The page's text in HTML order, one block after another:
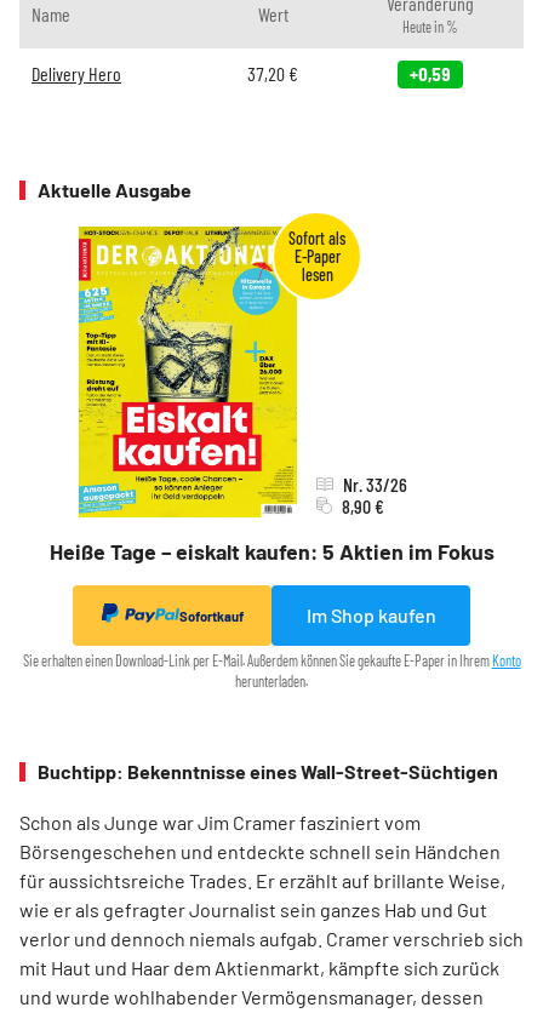
Name Wert
Heute in %
Delivery Hero 37,20 € +0,59
Aktuelle Ausgabe
Heiße Tage – eiskalt kaufen: 5 Aktien im Fokus
Nr. 33/26
8,90 €
Sofortkauf Im Shop kaufen
Sie erhalten einen Download-Link per E-Mail. Außerdem können Sie gekaufte E-Paper in Ihrem Konto
herunterladen.
Buchtipp: Bekenntnisse eines Wall-Street-Süchtigen
Schon als Junge war Jim Cramer fasziniert vom
Börsengeschehen und entdeckte schnell sein Händchen
für aussichtsreiche Trades. Er erzählt auf brillante Weise,
wie er als gefragter Journalist sein ganzes Hab und Gut
verlor und dennoch niemals aufgab. Cramer verschrieb sich
mit Haut und Haar dem Aktienmarkt, kämpfte sich zurück
und wurde wohlhabender Vermögensmanager, dessen